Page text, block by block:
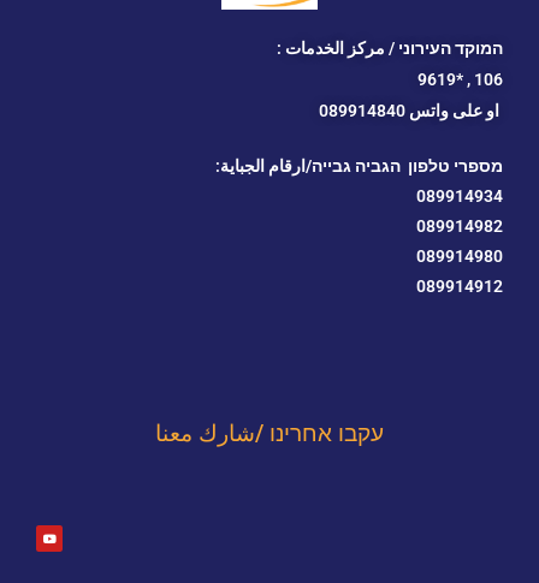
המוקד העירוני / مركز الخدمات :
106 ,
*9619
او على واتس 089914840
מספרי טלפון הגביה גבייה/ارقام الجباية:
089914934
089914982
089914980
089914912
עקבו אחרינו /شارك معنا